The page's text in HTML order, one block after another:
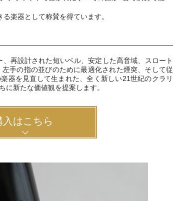
楽器として称賛を得ています。
再設計された短いベル、安定した高音域、スロート
手の指の並びのために最適化された煙突、そして従
器を見直して生まれた、全く新しい21世紀のクラリ
に新たな価値観を提案します。
入はこちら